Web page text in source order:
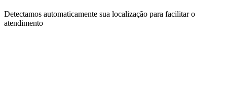
Detectamos automaticamente sua localização para facilitar o
atendimento